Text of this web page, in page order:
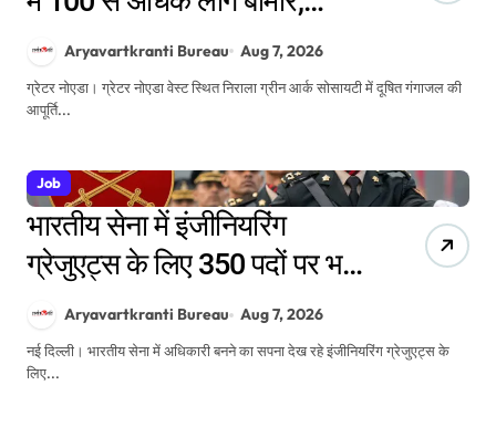
सोसाइटी के 1640 परिवारों में
दहशत
Aryavartkranti Bureau Aug 7, 2026
ग्रेटर नोएडा। ग्रेटर नोएडा वेस्ट स्थित निराला ग्रीन आर्क सोसायटी में दूषित गंगाजल की
आपूर्ति...
Job
भारतीय सेना में इंजीनियरिंग
ग्रेजुएट्स के लिए 350 पदों पर भर्ती,
7 अगस्त तक करें आवेदन
Aryavartkranti Bureau Aug 7, 2026
नई दिल्ली। भारतीय सेना में अधिकारी बनने का सपना देख रहे इंजीनियरिंग ग्रेजुएट्स के
लिए...